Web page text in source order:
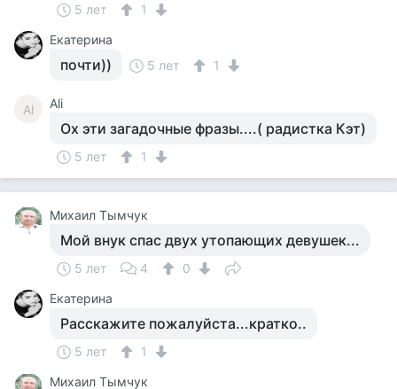
5 лет
1
Екатерина
почти)) 5 лет 1
Al Ali
Ох эти загадочные фразы....( радистка Кэт)
5 лет 1
Михаил Тымчук
Мой внук спас двух утопающих девушек...
5 лет 4
0
Екатерина
Расскажите пожалуйста...кратко..
5 лет
1
Михаил Тымчук